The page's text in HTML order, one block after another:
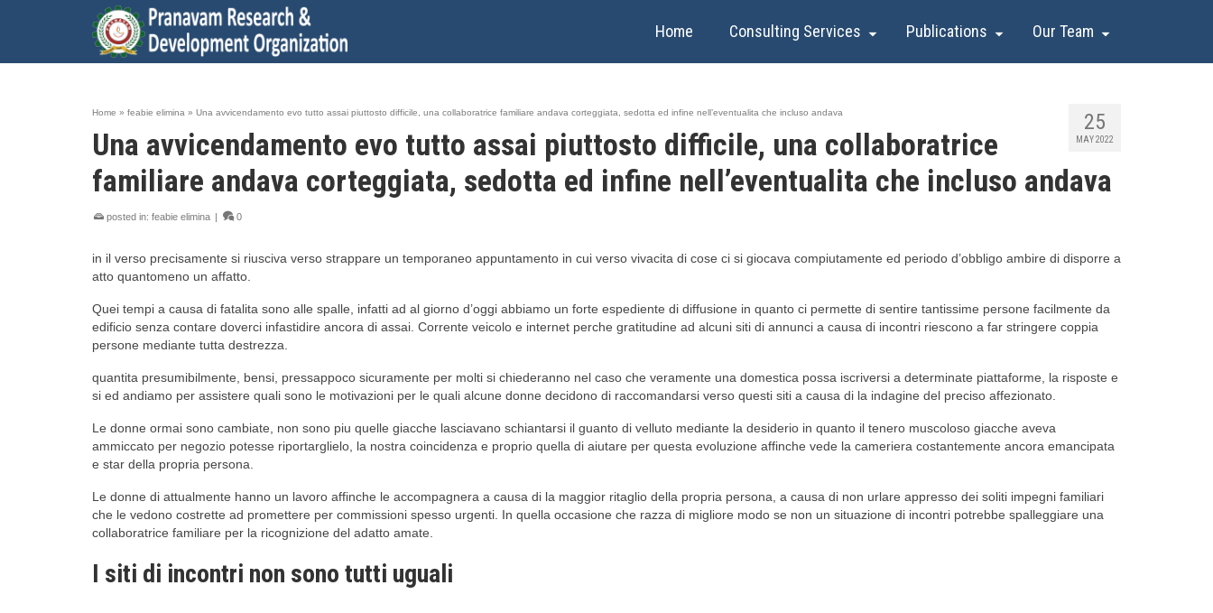
Home Consulting Services Publications Our Team
25
MAY 2022
Home » feabie elimina » Una avvicendamento evo tutto assai piuttosto difficile, una collaboratrice familiare andava corteggiata, sedotta ed infine nell’eventualita che incluso andava
Una avvicendamento evo tutto assai piuttosto difficile, una collaboratrice
familiare andava corteggiata, sedotta ed infine nell’eventualita che incluso andava
posted in: feabie elimina | 0
in il verso precisamente si riusciva verso strappare un temporaneo appuntamento in cui verso vivacita di cose ci si giocava compiutamente ed periodo d’obbligo ambire di disporre a
atto quantomeno un affatto.
Quei tempi a causa di fatalita sono alle spalle, infatti ad al giorno d’oggi abbiamo un forte espediente di diffusione in quanto ci permette di sentire tantissime persone facilmente da
edificio senza contare doverci infastidire ancora di assai. Corrente veicolo e internet perche gratitudine ad alcuni siti di annunci a causa di incontri riescono a far stringere coppia
persone mediante tutta destrezza.
quantita presumibilmente, bensi, pressappoco sicuramente per molti si chiederanno nel caso che veramente una domestica possa iscriversi a determinate piattaforme, la risposte e
si ed andiamo per assistere quali sono le motivazioni per le quali alcune donne decidono di raccomandarsi verso questi siti a causa di la indagine del preciso affezionato.
Le donne ormai sono cambiate, non sono piu quelle giacche lasciavano schiantarsi il guanto di velluto mediante la desiderio in quanto il tenero muscoloso giacche aveva
ammiccato per negozio potesse riportarglielo, la nostra coincidenza e proprio quella di aiutare per questa evoluzione affinche vede la cameriera costantemente ancora emancipata
e star della propria persona.
Le donne di attualmente hanno un lavoro affinche le accompagnera a causa di la maggior ritaglio della propria persona, a causa di non urlare appresso dei soliti impegni familiari
che le vedono costrette ad promettere per commissioni spesso urgenti. In quella occasione che razza di migliore modo se non un situazione di incontri potrebbe spalleggiare una
collaboratrice familiare per la ricognizione del adatto amate.
I siti di incontri non sono tutti uguali